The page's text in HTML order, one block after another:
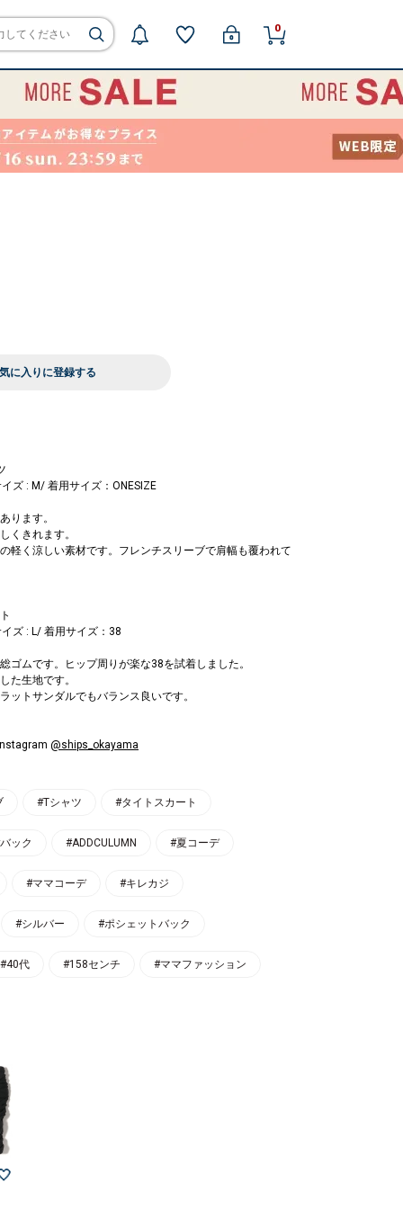
0
に入りに登録する
ズ : M/ 着用サイズ：ONESIZE
ります。
くきれます。
軽く涼しい素材です。フレンチスリーブで肩幅も覆われて
ズ : L/ 着用サイズ：38
ゴムです。ヒップ周りが楽な38を試着しました。
た生地です。
ットサンダルでもバランス良いです。
@ships_okayama
#Tシャツ #タイトスカート
ック #ADDCULUMN #夏コーデ
#ママコーデ #キレカジ
#シルバー #ポシェットバック
#40代 #158センチ #ママファッション